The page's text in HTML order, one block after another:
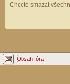
Chcete smazat
Obsah fóra